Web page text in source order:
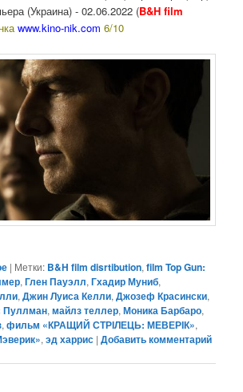
(Украина) - 02.06.2022 (B&H film
www.kino-nik.com 6/10
| Метки: B&H film disrtibution,film Top Gun:
,Глен Пауэлл,Гхадир Муниб,
,Джин Луиса Келли,Джозеф Красински,
Пуллман,майлз теллер,Моника Барбаро,
,фильм «КРАЩИЙ СТРІЛЕЦЬ: МЕВЕРІК»,
,эд харрис |Добавить комментарий